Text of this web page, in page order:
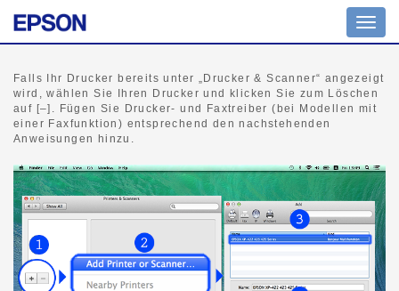
Falls Ihr Drucker bereits unter „Drucker & Scanner“ angezeigt
wird, wählen Sie Ihren Drucker und klicken Sie zum Löschen
auf [–]. Fügen Sie Drucker- und Faxtreiber (bei Modellen mit
einer Faxfunktion) entsprechend den nachstehenden
Anweisungen hinzu.